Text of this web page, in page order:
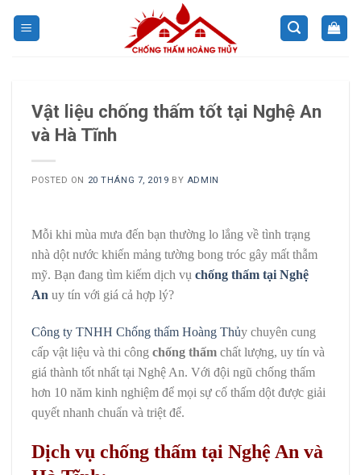
Vật liệu chống thấm tốt tại Nghệ An
và Hà Tĩnh
POSTED ON 20 THÁNG 7, 2019 BY ADMIN
Mỗi khi mùa mưa đến bạn thường lo lắng về tình trạng
nhà dột nước khiến mảng tường bong tróc gây mất thẫm
mỹ. Bạn đang tìm kiếm dịch vụ chống thấm tại Nghệ
An uy tín với giá cả hợp lý?
Công ty TNHH Chống thấm Hoàng Thủy chuyên cung
cấp vật liệu và thi công chống thấm chất lượng, uy tín và
giá thành tốt nhất tại Nghệ An. Với đội ngũ chống thấm
hơn 10 năm kinh nghiệm để mọi sự cố thấm dột được giải
quyết nhanh chuẩn và triệt để.
Dịch vụ chống thấm tại Nghệ An và